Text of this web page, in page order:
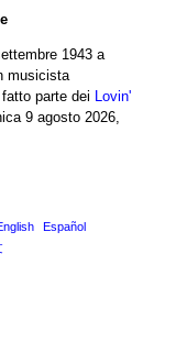
1943 a
musicista
parte dei
Lovin'
9 agosto 2026,
Español